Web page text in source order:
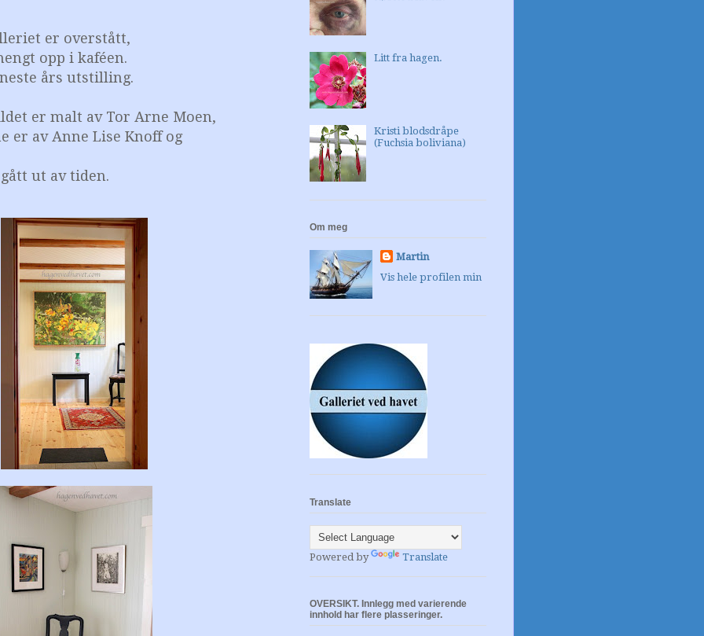
er overstått,
opp i kaféen.
års utstilling.
er malt av Tor Arne Moen,
er av Anne Lise Knoff og
ut av tiden.
Litt fra hagen.
Kristi blodsdråpe
(Fuchsia boliviana)
Om meg
Martin
Vis hele profilen min
Translate
Powered by Translate
OVERSIKT. Innlegg med varierende
innhold har flere plasseringer.